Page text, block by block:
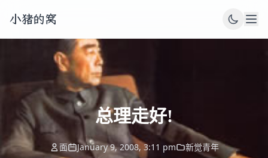
小猪的窝
总理走好!
面 January 9, 2008, 3:11 pm 新觉青年